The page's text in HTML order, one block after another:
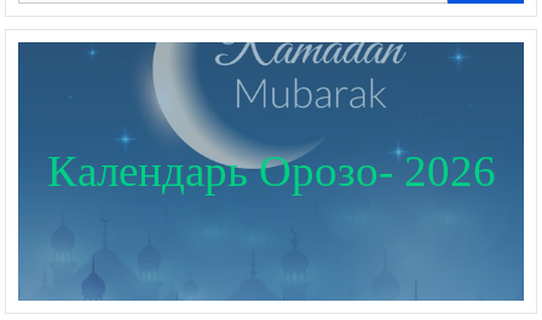
Календарь Орозо- 2026